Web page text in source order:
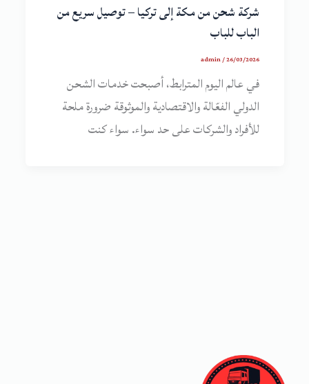
شركة شحن من مكة إلى تركيا – توصيل سريع من
الباب للباب
admin/26/03/2026
في عالم اليوم المترابط، أصبحت خدمات الشحن
الدولي الفعّالة والاقتصادية والموثوقة ضرورة ملحة
للأفراد والشركات على حد سواء. سواء كنت